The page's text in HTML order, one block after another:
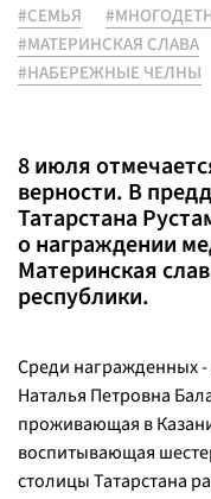
#СЕМЬЯ
#МАТЕРИНСКАЯ СЛАВА
#НАБЕРЕЖНЫЕ ЧЕЛНЫ
8 июля
верности. В
Татарстана
о награждении
Материнская
республики.
Среди награжденных -
Наталья Петровна
проживающая в
воспитывающая
столицы Татарстана